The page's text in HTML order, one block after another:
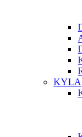
KYLA